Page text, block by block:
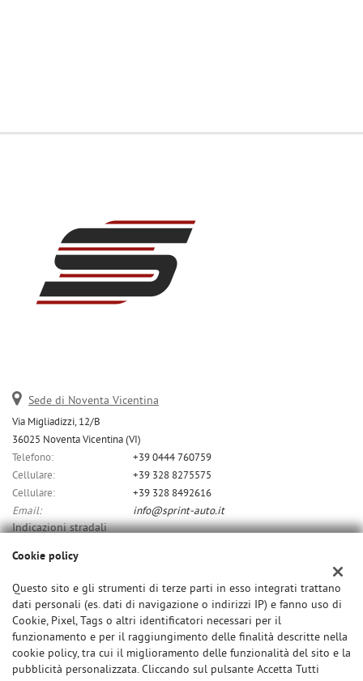
Sede di Noventa Vicentina
Via Migliadizzi, 12/B
36025 Noventa Vicentina (VI)
Telefono:
+39 0444 760759
Cellulare:
+39 328 8275575
Cellulare:
+39 328 8492616
Email:
info@sprint-auto.it
Indicazioni stradali
Dati fiscali:
C.F/P.IVA:01532370291
Cookie policy
Questo sito e gli strumenti di terze parti in esso integrati trattano
dati personali (es. dati di navigazione o indirizzi IP) e fanno uso di
Cookie, Pixel, Tags o altri identificatori necessari per il
funzionamento e per il raggiungimento delle finalità descritte nella
cookie policy, tra cui il miglioramento delle funzionalità del sito e la
pubblicità personalizzata. Cliccando sul pulsante Accetta Tutti